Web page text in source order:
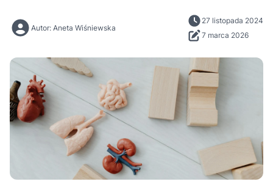
Autor: Aneta Wiśniewska
27 listopada 2024
7 marca 2026